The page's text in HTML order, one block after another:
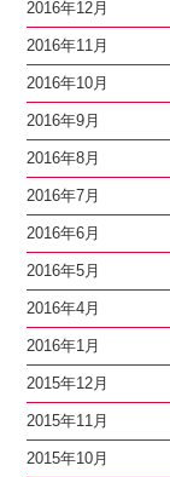
2016年12月
2016年11月
2016年10月
2016年9月
2016年8月
2016年7月
2016年6月
2016年5月
2016年4月
2016年1月
2015年12月
2015年11月
2015年10月